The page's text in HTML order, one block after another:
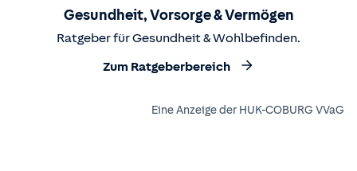
Gesundheit, Vorsorge & Vermögen
Ratgeber für Gesundheit & Wohlbefinden.
Zum Ratgeberbereich
Eine Anzeige der HUK-COBURG VVaG